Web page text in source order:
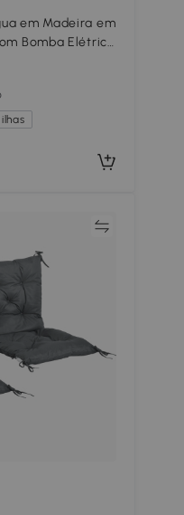
em Madeira em
Bomba Elétrica